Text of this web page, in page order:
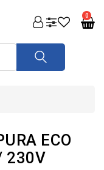
0
ECO
230V